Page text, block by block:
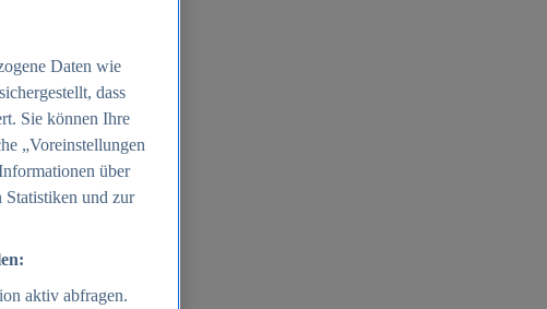
Daten wie
dass
Sie können Ihre
„Voreinstellungen
über
Statistiken und zur
aktiv abfragen.